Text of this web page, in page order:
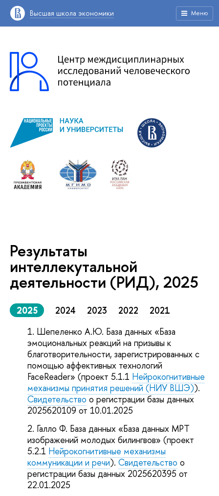
Высшая школа экономики Меню
Результаты
интеллекутальной
деятельности (РИД), 2025
2025 2024 2023 2022
2021
Шепеленко А.Ю. База данных «База
эмоциональных реакций на призывы к
благотворительности, зарегистрированных с
помощью аффективных технологий
FaceReader» (проект 5.1.1 Нейрокогнитивные
механизмы принятия решений (НИУ ВШЭ)).
Свидетельство о регистрации базы данных
2025620109 от 10.01.2025
Галло Ф. База данных «База данных МРТ
изображений молодых билингвов» (проект
5.2.1 Нейрокогнитивные механизмы
коммуникации и речи). Свидетельство о
регистрации базы данных 2025620395 от
22.01.2025